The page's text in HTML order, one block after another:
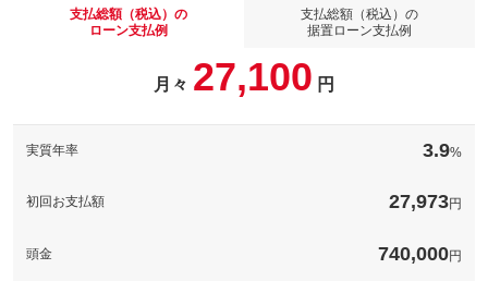
このパックの見積もり依頼（無料）
このパックの見積もり依頼（無料）
支払総額（税込）の
ローン支払例
支払総額（税込）の
据置ローン支払例
月々 27,100 円
実質年率 3.9%
初回お支払額 27,973円
頭金 740,000円